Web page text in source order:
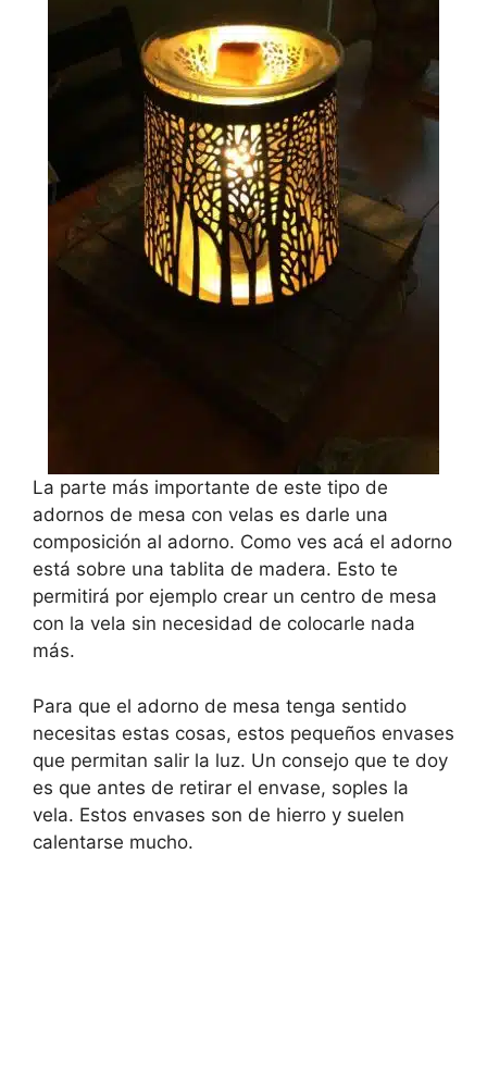
La parte más importante de este tipo de
adornos de mesa con velas es darle una
composición al adorno. Como ves acá el adorno
está sobre una tablita de madera. Esto te
permitirá por ejemplo crear un centro de mesa
con la vela sin necesidad de colocarle nada
más.
Para que el adorno de mesa tenga sentido
necesitas estas cosas, estos pequeños envases
que permitan salir la luz. Un consejo que te doy
es que antes de retirar el envase, soples la
vela. Estos envases son de hierro y suelen
calentarse mucho.